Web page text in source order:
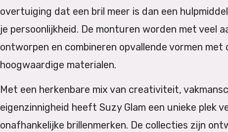
overtuiging dat een bril meer is dan een
je persoonlijkheid. De monturen worden met veel
ontworpen en combineren opvallende vormen
hoogwaardige materialen.
Met een herkenbare mix van creativiteit,
eigenzinnigheid heeft Suzy Glam een unieke plek
onafhankelijke brillenmerken. De collecties zijn